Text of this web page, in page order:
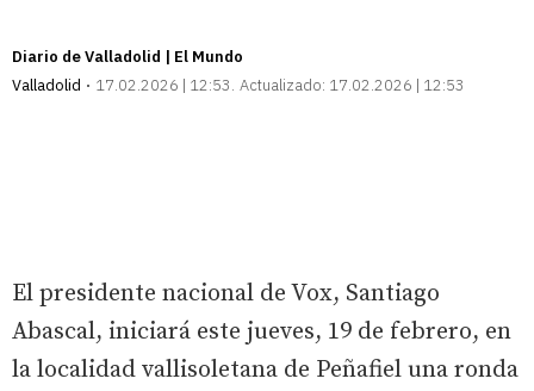
Diario de Valladolid | El Mundo
Valladolid
17.02.2026 | 12:53 Actualizado: 17.02.2026 | 12:53
El presidente nacional de Vox, Santiago
Abascal, iniciará este jueves, 19 de febrero, en
la localidad vallisoletana de Peñafiel una ronda